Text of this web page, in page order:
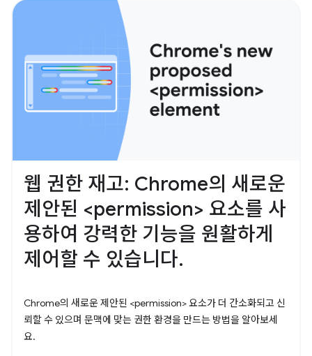
웹 권한 재고: Chrome의 새로운
제안된 <permission> 요소를 사
용하여 강력한 기능을 원활하게
제어할 수 있습니다.
Chrome의 새로운 제안된 <permission> 요소가 더 간소화되고 신
뢰할 수 있으며 문맥에 맞는 권한 환경을 만드는 방법을 알아보세
요.